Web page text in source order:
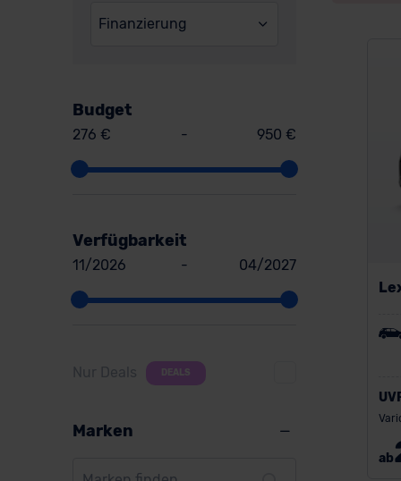
Finanzierung
Budget
276 € - 950 €
Verfügbarkeit
11/2026 - 04/2027
Nur Deals DEALS
Marken
ab